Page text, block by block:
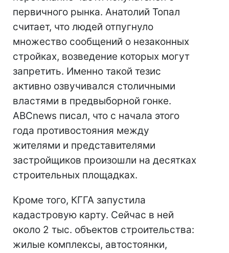
первичного рынка. Анатолий Топал
считает, что людей отпугнуло
множество сообщений о незаконных
стройках, возведение которых могут
запретить. Именно такой тезис
активно озвучивался столичными
властями в предвыборной гонке.
ABCnews писал, что с начала этого
года противостояния между
жителями и представителями
застройщиков произошли на десятках
строительных площадках.
Кроме того, КГГА запустила
кадастровую карту. Сейчас в ней
около 2 тыс. объектов строительства:
жилые комплексы, автостоянки,